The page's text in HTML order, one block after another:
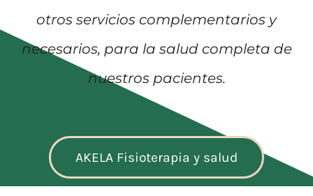
otros servicios complementarios y
necesarios, para la salud completa de
nuestros pacientes.
AKELA Fisioterapia y salud